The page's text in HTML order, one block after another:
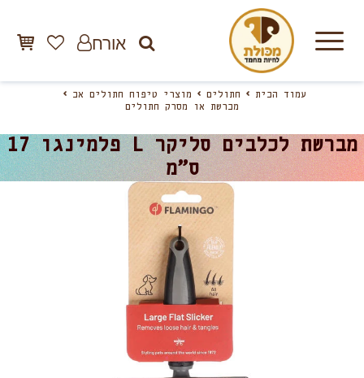
אורח
עמוד הבית חתולים
מוצרי טיפוח חתולים אב
מברשת או מסרק חתולים
מברשת לכלבים סליקר L פלמינגו 17
ס”מ